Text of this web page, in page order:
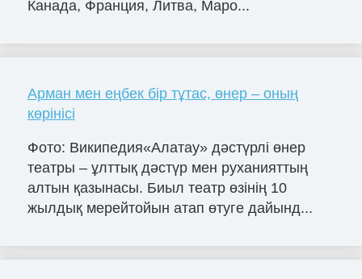
Канада, Франция, Литва, Маро...
Арман мен еңбек бір тұтас, өнер – оның
көрінісі
Фото: Википедия«Алатау» дәстүрлі өнер
театры – ұлттық дәстүр мен руханияттың
алтын қазынасы. Биыл театр өзінің 10
жылдық мерейтойын атап өтуге дайынд...